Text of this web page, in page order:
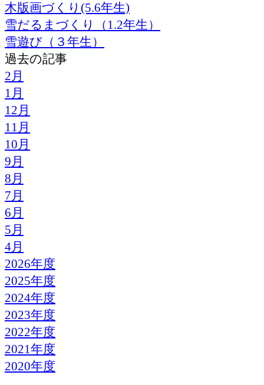
木版画づくり(5.6年生)
雪だるまづくり（1.2年生）
雪遊び（３年生）
過去の記事
2月
1月
12月
11月
10月
9月
8月
7月
6月
5月
4月
2026年度
2025年度
2024年度
2023年度
2022年度
2021年度
2020年度